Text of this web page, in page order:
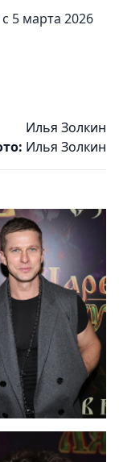
5 марта 2026
Илья Золкин
Илья Золкин